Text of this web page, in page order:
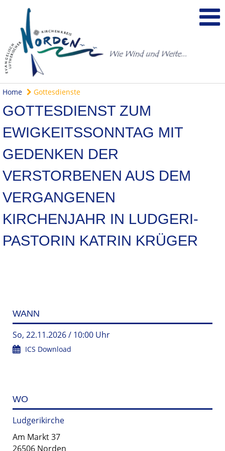
Home Gottesdienste
GOTTESDIENST ZUM
EWIGKEITSSONNTAG MIT
GEDENKEN DER
VERSTORBENEN AUS DEM
VERGANGENEN
KIRCHENJAHR IN LUDGERI-
PASTORIN KATRIN KRÜGER
WANN
So, 22.11.2026 / 10:00 Uhr
ICS Download
WO
Ludgerikirche
Am Markt 37
26506 Norden